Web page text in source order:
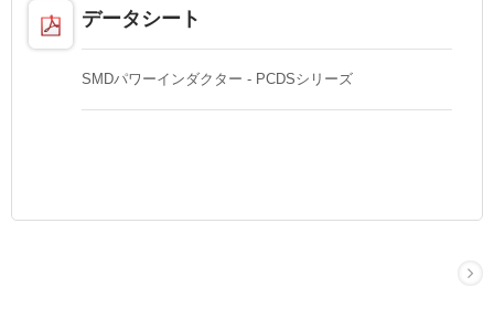
データシート
SMDパワーインダクター - PCDSシリーズ